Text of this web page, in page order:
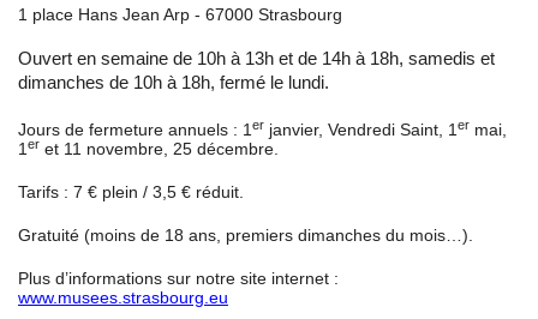
1 place Hans Jean Arp - 67000 Strasbourg
Ouvert en semaine de 10h à 13h et de 14h à 18h, samedis et
dimanches de 10h à 18h, fermé le lundi.
Jours de fermeture annuels : 1 er janvier, Vendredi Saint, 1 er mai,
1 er et 11 novembre, 25 décembre.
Tarifs : 7 € plein / 3,5 € réduit.
Gratuité (moins de 18 ans, premiers dimanches du mois…).
Plus d’informations sur notre site internet :
www.musees.strasbourg.eu